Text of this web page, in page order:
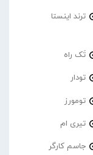
ترند اینستا
تَک راه
تودار
تومورز
تیری ام
جاسم کارگر